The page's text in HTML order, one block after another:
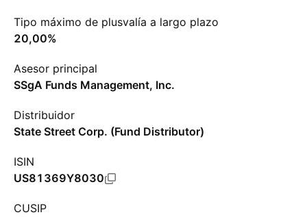
Tipo máximo de plusvalía a largo plazo
20,00%
Asesor principal
SSgA Funds Management, Inc.
Distribuidor
State Street Corp. (Fund Distributor)
ISIN
US81369Y8030
CUSIP